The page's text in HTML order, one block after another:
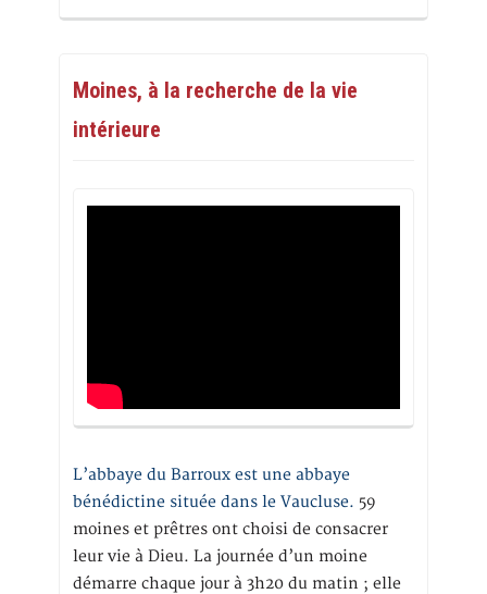
Moines, à la recherche de la vie
intérieure
L’abbaye du Barroux est une abbaye
bénédictine située dans le Vaucluse. 59
moines et prêtres ont choisi de consacrer
leur vie à Dieu. La journée d’un moine
démarre chaque jour à 3h20 du matin ; elle